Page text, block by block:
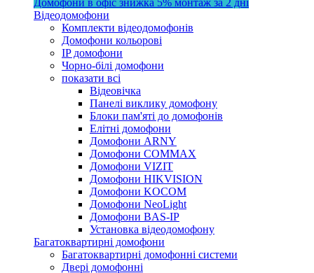
Відеодомофони
Комплекти відеодомофонів
Домофони кольорові
IP домофони
Чорно-білі домофони
показати всі
Відеовічка
Панелі виклику домофону
Блоки пам'яті до домофонів
Елітні домофони
Домофони ARNY
Домофони COMMAX
Домофони VIZIT
Домофони HIKVISION
Домофони KOCOM
Домофони NeoLight
Домофони BAS-IP
Установка відеодомофону
Багатоквартирні домофони
Багатоквартирні домофонні системи
Двері домофонні